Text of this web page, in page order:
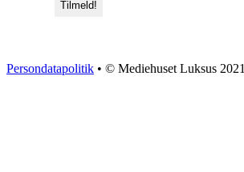
Persondatapolitik • © Mediehuset Luksus 2021